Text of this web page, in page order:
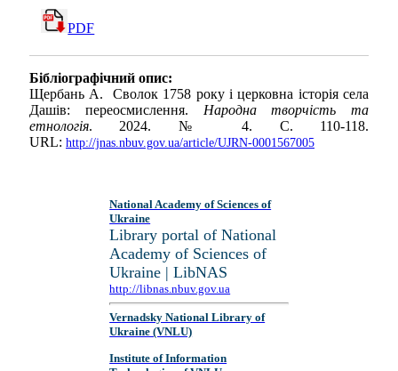
PDF
Бібліографічний опис:
Щербань А. Сволок 1758 року і церковна історія села
Дашів: переосмислення. Народна творчість та
етнологія. 2024. № 4. С. 110-118.
URL: http://jnas.nbuv.gov.ua/article/UJRN-0001567005
National Academy of Sciences of
Ukraine
Library portal of National
Academy of Sciences of
Ukraine | LibNAS
http://libnas.nbuv.gov.ua
Vernadsky National Library of
Ukraine (VNLU)
Institute of Information